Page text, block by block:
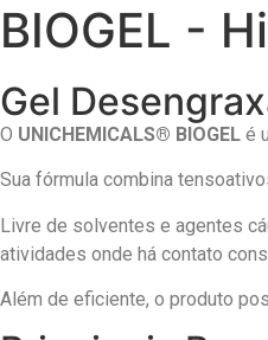
BIOGEL -
Gel
O UNICHEMICALS® BIOGEL é
Sua fórmula combina
Livre de solventes e agentes
atividades onde há contato
Além de eficiente, o produto